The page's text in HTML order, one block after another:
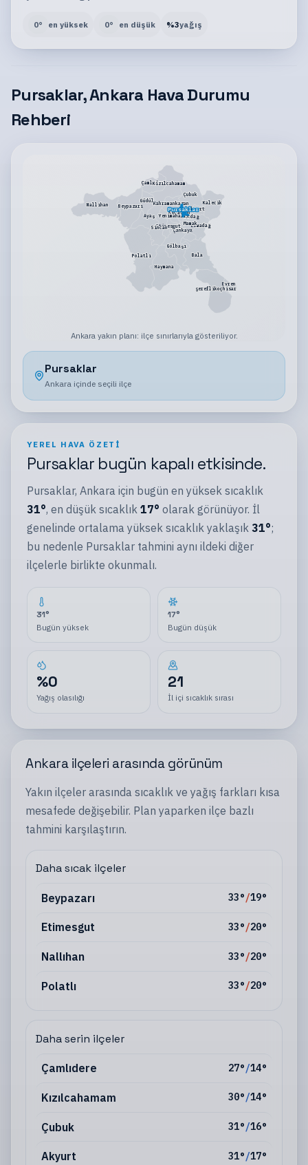
0° en yüksek 0° en düşük %3yağış
Pursaklar, Ankara Hava Durumu
Rehberi
Akyurt
Altındağ
Ayaş
Bala
Beypazarı
Çamlıdere
Çankaya
Çubuk
Elmadağ
Etimesgut
Evren
Gölbaşı
Güdül
Haymana
Kahramankazan Kalecik
Keçiören
Kızılcahamam
Mamak
Nallıhan
Polatlı
Sincan
Şereflikoçhisar
Yenimahalle
Pursaklar
Ankarayakın planı: ilçe sınırlarıyla gösteriliyor.
Pursaklar
Ankara içinde seçili ilçe
YEREL HAVA ÖZETI
Pursaklar bugün kapalı etkisinde.
Pursaklar, Ankaraiçin bugün en yüksek sıcaklık
31°, en düşük sıcaklık 17° olarak görünüyor. İl
genelinde ortalama yüksek sıcaklık yaklaşık 31°;
bu nedenle Pursaklartahmini aynı ildeki diğer
ilçelerle birlikte okunmalı.
31°
Bugün yüksek
17°
Bugün düşük
%0
Yağış olasılığı
21
İl içi sıcaklık sırası
Ankara ilçeleri arasında görünüm
Yakın ilçeler arasında sıcaklık ve yağış farkları kısa
mesafede değişebilir. Plan yaparken ilçe bazlı
tahmini karşılaştırın.
Daha sıcak ilçeler
Beypazarı 33°/19°
Etimesgut 33°/20°
Nallıhan 33°/20°
Polatlı 33°/20°
Daha serin ilçeler
Çamlıdere 27°/14°
Kızılcahamam 30°/14°
Çubuk 31°/16°
Akyurt 31°/17°